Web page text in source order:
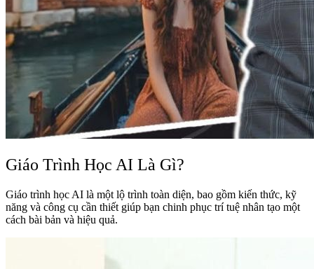
Giáo Trình Học AI Là Gì?
Giáo trình học AI là một lộ trình toàn diện, bao gồm kiến thức, kỹ
năng và công cụ cần thiết giúp bạn chinh phục trí tuệ nhân tạo một
cách bài bản và hiệu quả.